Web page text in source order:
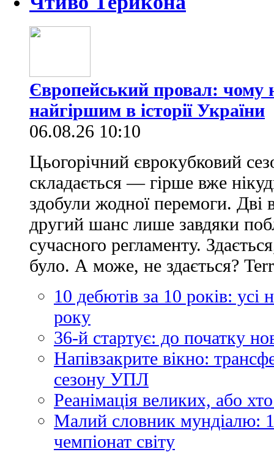
Європейський провал: чому
найгіршим в історії України
06.08.26 10:10
Цьогорічний єврокубковий
складається — гірше вже
здобули жодної перемоги.
другий шанс лише завдяки
сучасного регламенту.
було. А може, не здається?
10 дебютів за 10 років:
року
36-й стартує: до початку
Напівзакрите вікно:
сезону УПЛ
Реанімація великих, або
Малий словник мундіалю:
чемпіонат світу